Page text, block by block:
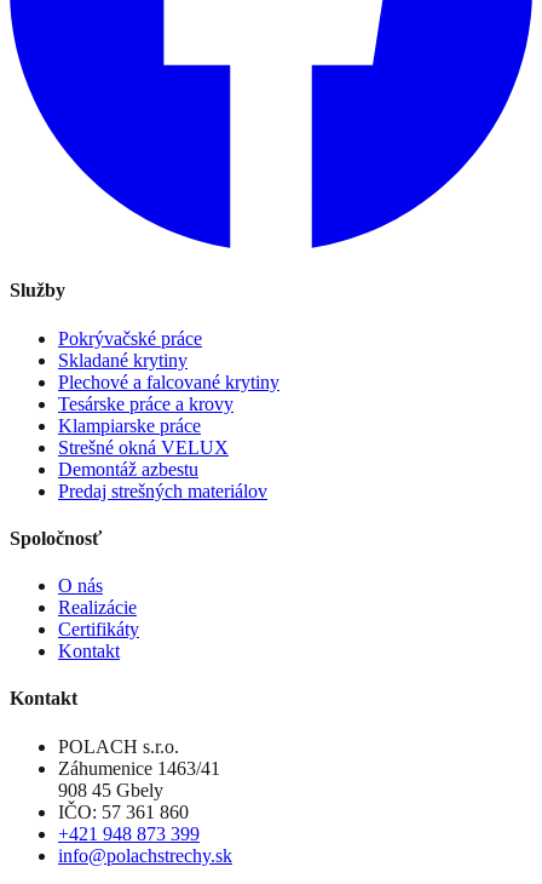
Služby
Pokrývačské práce
Skladané krytiny
Plechové a falcované krytiny
Tesárske práce a krovy
Klampiarske práce
Strešné okná VELUX
Demontáž azbestu
Predaj strešných materiálov
Spoločnosť
O nás
Realizácie
Certifikáty
Kontakt
Kontakt
POLACH s.r.o.
Záhumenice 1463/41
908 45 Gbely
IČO: 57 361 860
+421 948 873 399
info@polachstrechy.sk